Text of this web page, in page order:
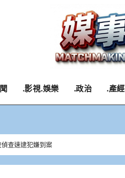
.影視.娛樂 .政治 .產經
查速逮犯嫌到案